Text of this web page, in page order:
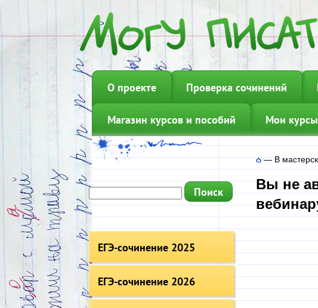
О проекте Проверка сочинений
Магазин курсов и пособий Мои
ЕГЭ-сочинение 2025
ЕГЭ-сочинение 2026
—В
Вы не